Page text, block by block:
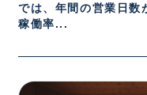
では、年間の営業日数
稼働率...